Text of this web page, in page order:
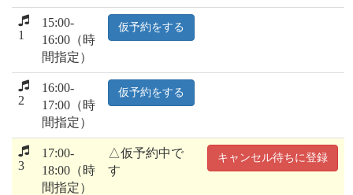
1
15:00-
16:00（時
間指定）
仮予約をする
2
16:00-
17:00（時
間指定）
仮予約をする
3
17:00-
18:00（時
間指定）
△仮予約中で
す
キャンセル待ちに登録